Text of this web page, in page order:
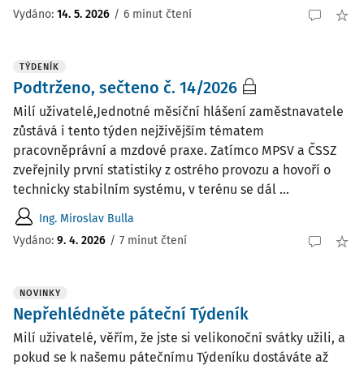
Vydáno: 14. 5. 2026 / 6 minut čtení
TÝDENÍK
Podtrženo, sečteno č. 14/2026
Milí uživatelé,Jednotné měsíční hlášení zaměstnavatele
zůstává i tento týden nejživějším tématem
pracovněprávní a mzdové praxe. Zatímco MPSV a ČSSZ
zveřejnily první statistiky z ostrého provozu a hovoří o
technicky stabilním systému, v terénu se dál ...
Ing. Miroslav Bulla
Vydáno: 9. 4. 2026 / 7 minut čtení
NOVINKY
Nepřehlédněte páteční Týdeník
Milí uživatelé, věřím, že jste si velikonoční svátky užili, a
pokud se k našemu pátečnímu Týdeníku dostáváte až